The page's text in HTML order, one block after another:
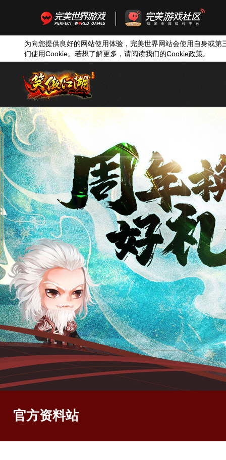
为向您提供良好的网站使用体验，完美世界网站会使用自身或第
们使用Cookie。若想了解更多，请阅读我们的Cookie政策。
官方资料站